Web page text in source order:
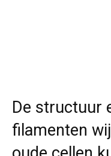
De structuur
filamenten